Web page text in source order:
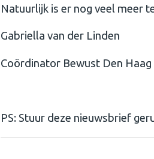
Natuurlijk is er nog veel meer
Gabriella van der Linden
Coördinator Bewust Den Haag
PS: Stuur deze nieuwsbrief